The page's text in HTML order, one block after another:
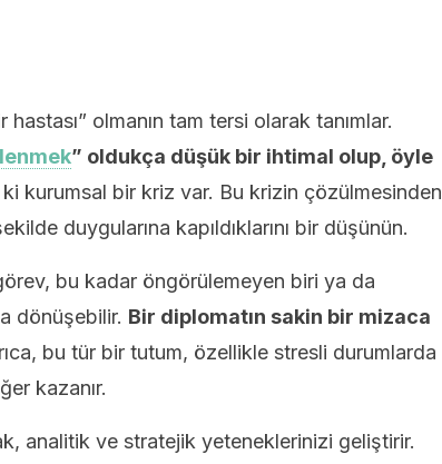
olmanın tam tersi olarak tanımlar.
” oldukça düşük bir ihtimal olup, öyle
kurumsal bir kriz var. Bu krizin çözülmesinden
duygularına kapıldıklarını bir düşünün.
bu kadar öngörülemeyen biri ya da
dönüşebilir. Bir diplomatın sakin bir mizaca
bu tür bir tutum, özellikle stresli durumlarda
kazanır.
analitik ve stratejik yeteneklerinizi geliştirir.